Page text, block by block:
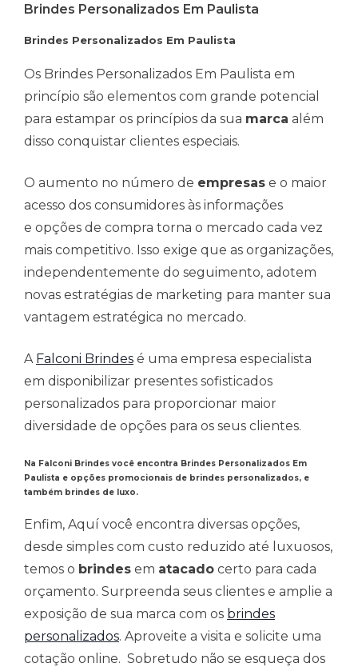
Brindes Personalizados Em Paulista
Brindes Personalizados Em Paulista
Os Brindes Personalizados Em Paulista em
princípio são elementos com grande potencial
para estampar os princípios da sua marca além
disso conquistar clientes especiais.
O aumento no número de empresas e o maior
acesso dos consumidores às informações
e opções de compra torna o mercado cada vez
mais competitivo. Isso exige que as organizações,
independentemente do seguimento, adotem
novas estratégias de marketing para manter sua
vantagem estratégica no mercado.
A Falconi Brindes é uma empresa especialista
em disponibilizar presentes sofisticados
personalizados para proporcionar maior
diversidade de opções para os seus clientes.
Na Falconi Brindes você encontra Brindes Personalizados Em
Paulista e opções promocionais de brindes personalizados, e
também brindes de luxo.
Enfim, Aquí você encontra diversas opções,
desde simples com custo reduzido até luxuosos,
temos o brindes em atacado certo para cada
orçamento. Surpreenda seus clientes e amplie a
exposição de sua marca com os brindes
personalizados. Aproveite a visita e solicite uma
cotação online. Sobretudo não se esqueça dos